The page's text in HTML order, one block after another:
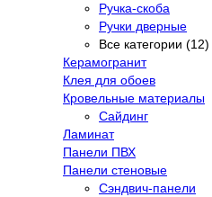
Ручка-скоба
Ручки дверные
Все категории (12)
Керамогранит
Клея для обоев
Кровельные материалы
Сайдинг
Ламинат
Панели ПВХ
Панели стеновые
Сэндвич-панели